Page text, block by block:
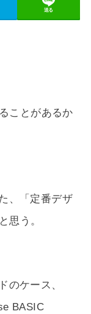
送る
ことがあるか
、「定番デザ
思う。
のケース、
BASIC